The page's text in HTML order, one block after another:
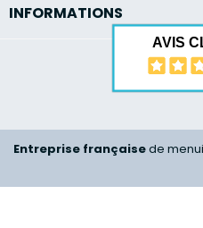
INFORMATIONS
AVIS
Entreprise françaisede